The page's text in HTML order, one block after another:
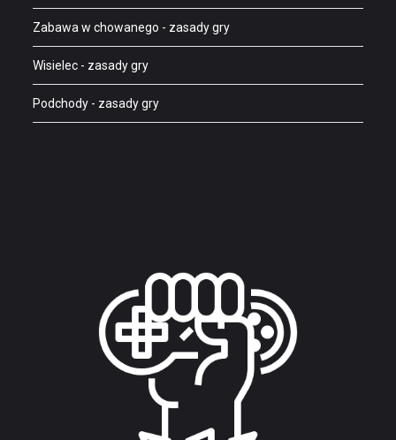
Zabawa w chowanego - zasady gry
Wisielec - zasady gry
Podchody - zasady gry